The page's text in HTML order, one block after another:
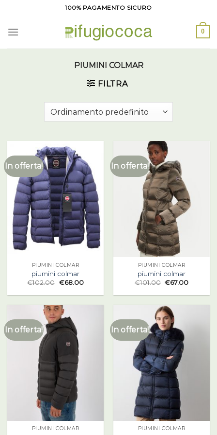
contenuti
100% PAGAMENTO SICURO
0
PIUMINI COLMAR
FILTRA
In offerta!
PIUMINI COLMAR
piumini colmar
€102.00 €68.00
In offerta!
PIUMINI COLMAR
piumini colmar
€101.00 €67.00
In offerta!
PIUMINI COLMAR
In offerta!
PIUMINI COLMAR